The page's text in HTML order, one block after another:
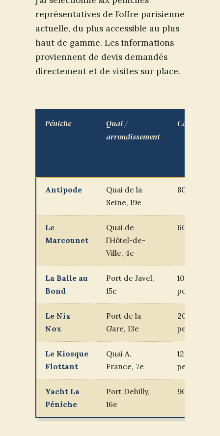
représentatives de l’offre parisienne
actuelle, du plus accessible au plus
haut de gamme. Les informations
proviennent de devis demandés
directement et de visites sur place.
Péniche
Quai /
arrondissement
Capacité
Antipode
Quai de la
Seine, 19e
80 pers.
Le
Marcounet
Quai de
l’Hôtel-de-
Ville, 4e
60 pers.
La Balle au
Bond
Port de Javel,
15e
100
pers.
Le Nix
Nox
Port de la
Gare, 13e
200
pers.
Le Kiosque
Flottant
Quai A.
France, 7e
120
pers.
Yacht La
Péniche
Port Debilly,
16e
90 pers.